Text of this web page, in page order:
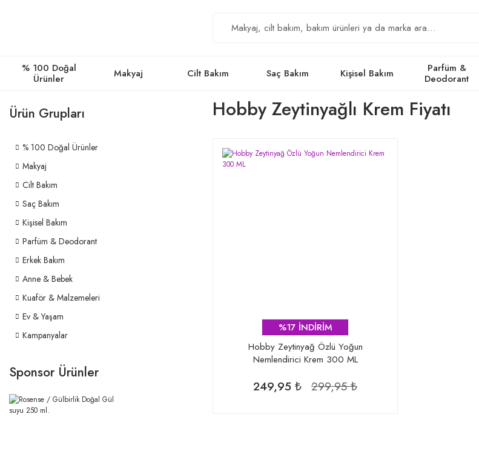
% 100 Doğal
Ürünler
Makyaj Cilt Bakım Saç Bakım Kişisel Bakım
Parfüm &
Deodorant
Ürün Grupları
% 100 Doğal Ürünler
Makyaj
Cilt Bakım
Saç Bakım
Kişisel Bakım
Parfüm & Deodorant
Erkek Bakım
Anne & Bebek
Kuaför & Malzemeleri
Ev & Yaşam
Kampanyalar
Sponsor Ürünler
Hobby Zeytinyağlı Krem Fiyatı
%17 İNDİRİM
Hobby Zeytinyağ Özlü Yoğun
Nemlendirici Krem 300 ML
249,95 ₺ 299,95 ₺